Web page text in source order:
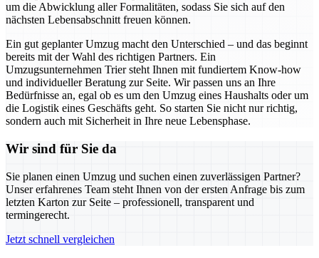
um die Abwicklung aller Formalitäten, sodass Sie sich auf den
nächsten Lebensabschnitt freuen können.
Ein gut geplanter Umzug macht den Unterschied – und das beginnt
bereits mit der Wahl des richtigen Partners. Ein
Umzugsunternehmen Trier steht Ihnen mit fundiertem Know-how
und individueller Beratung zur Seite. Wir passen uns an Ihre
Bedürfnisse an, egal ob es um den Umzug eines Haushalts oder um
die Logistik eines Geschäfts geht. So starten Sie nicht nur richtig,
sondern auch mit Sicherheit in Ihre neue Lebensphase.
Wir sind für Sie da
Sie planen einen Umzug und suchen einen zuverlässigen Partner?
Unser erfahrenes Team steht Ihnen von der ersten Anfrage bis zum
letzten Karton zur Seite – professionell, transparent und
termingerecht.
Jetzt schnell vergleichen